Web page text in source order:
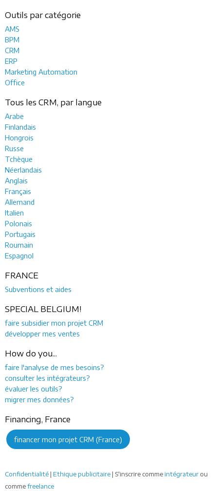
Outils par catégorie
AMS
BPM
CRM
ERP
Marketing Automation
Office
Tous les CRM, par langue
Arabe
Finlandais
Hongrois
Russe
Tchèque
Néerlandais
Anglais
Français
Allemand
Italien
Polonais
Portugais
Roumain
Espagnol
FRANCE
Subventions et aides
SPECIAL BELGIUM!
faire subsidier mon projet CRM
développer mes ventes
How do you...
faire l'analyse de mes besoins?
consulter les intégrateurs?
évaluer les outils?
migrer mes données?
Financing, France
financer mon projet CRM (France)
Confidentialité | Ethique publicitaire | S'inscrire comme intégrateur ou
comme freelance